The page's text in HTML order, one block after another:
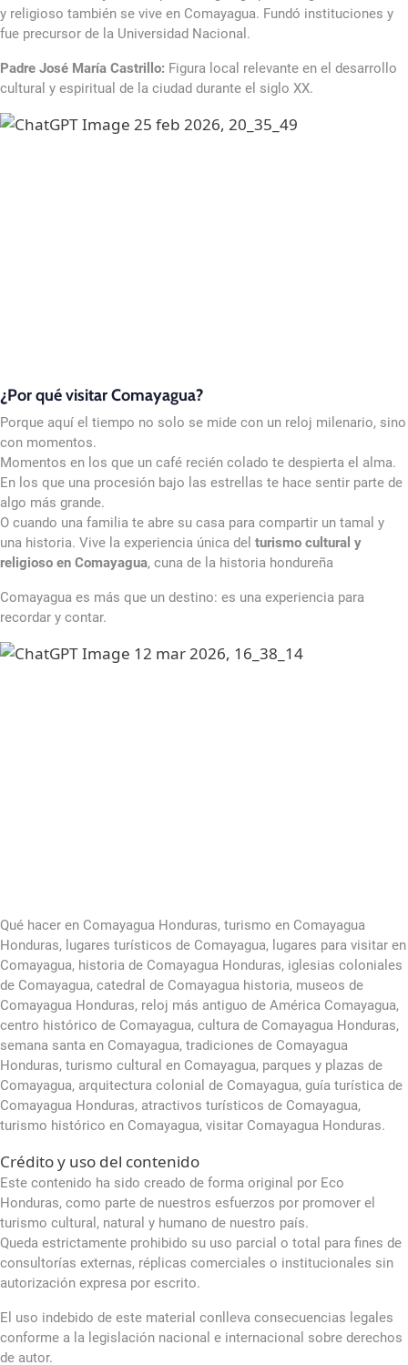
y religioso también se vive en Comayagua. Fundó instituciones y
fue precursor de la Universidad Nacional.
Padre José María Castrillo: Figura local relevante en el desarrollo
cultural y espiritual de la ciudad durante el siglo XX.
¿Por qué visitar Comayagua?
Porque aquí el tiempo no solo se mide con un reloj milenario, sino
con momentos.
Momentos en los que un café recién colado te despierta el alma.
En los que una procesión bajo las estrellas te hace sentir parte de
algo más grande.
O cuando una familia te abre su casa para compartir un tamal y
una historia. Vive la experiencia única del turismo cultural y
religioso en Comayagua, cuna de la historia hondureña
Comayagua es más que un destino: es una experiencia para
recordar y contar.
Qué hacer en Comayagua Honduras, turismo en Comayagua
Honduras, lugares turísticos de Comayagua, lugares para visitar en
Comayagua, historia de Comayagua Honduras, iglesias coloniales
de Comayagua, catedral de Comayagua historia, museos de
Comayagua Honduras, reloj más antiguo de América Comayagua,
centro histórico de Comayagua, cultura de Comayagua Honduras,
semana santa en Comayagua, tradiciones de Comayagua
Honduras, turismo cultural en Comayagua, parques y plazas de
Comayagua, arquitectura colonial de Comayagua, guía turística de
Comayagua Honduras, atractivos turísticos de Comayagua,
turismo histórico en Comayagua, visitar Comayagua Honduras.
Crédito y uso del contenido
Este contenido ha sido creado de forma original por Eco
Honduras, como parte de nuestros esfuerzos por promover el
turismo cultural, natural y humano de nuestro país.
Queda estrictamente prohibido su uso parcial o total para fines de
consultorías externas, réplicas comerciales o institucionales sin
autorización expresa por escrito.
El uso indebido de este material conlleva consecuencias legales
conforme a la legislación nacional e internacional sobre derechos
de autor.